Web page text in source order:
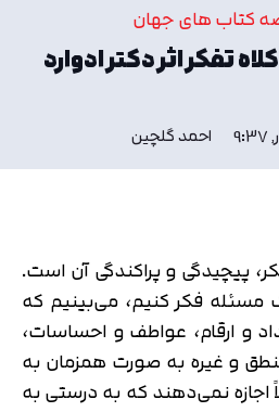
کتاب های جهان
تفکر اثر دکتر ادوارد
احمد گلچین
پیچیدگی و پراکندگی آن است.
فکر کنیم، می‌بینیم که
و ارقام، عواطف و احساسات،
و غیره به صورت همزمان به
اجازه نمی‌دهند که به درستی به